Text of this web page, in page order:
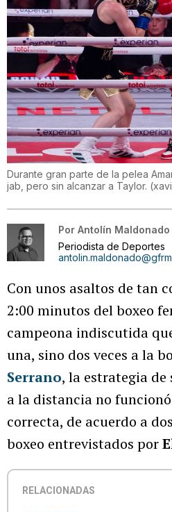
Durante gran parte de la pelea
jab, pero sin alcanzar a Taylor. (
Por Antolín Maldonado
Periodista de Deportes
Con unos asaltos de tan
2:00 minutos del boxeo
campeona indiscutida
una, sino dos veces a la
Serrano, la estrategia de
a la distancia no
correcta, de acuerdo a
boxeo entrevistados por
RELACIONADAS